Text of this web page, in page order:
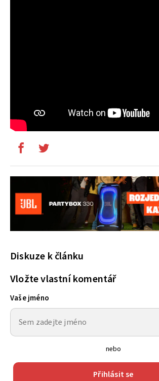
Diskuze k článku
Vložte vlastní komentář
Vaše jméno
nebo
Přihlásit se